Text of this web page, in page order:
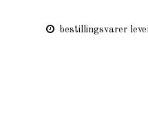
bestillingsvarer